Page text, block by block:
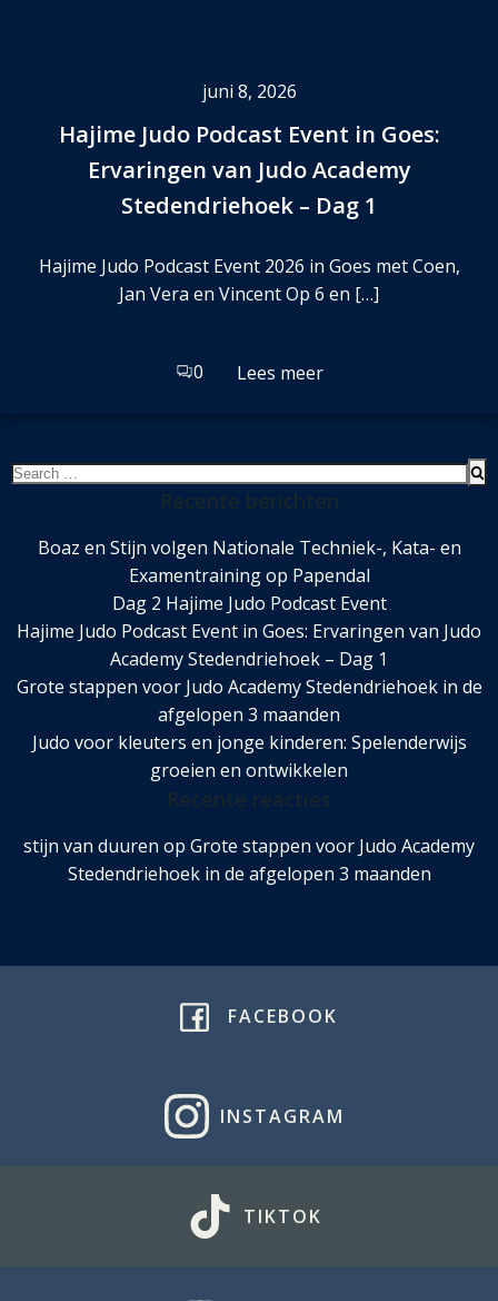
juni 8, 2026
Hajime Judo Podcast Event in Goes:
Ervaringen van Judo Academy
Stedendriehoek – Dag 1
Hajime Judo Podcast Event 2026 in Goes met Coen,
Jan Vera en Vincent Op 6 en […]
0 Lees meer
Search
Boaz en Stijn volgen Nationale Techniek-, Kata- en
Examentraining op Papendal
Dag 2 Hajime Judo Podcast Event
Hajime Judo Podcast Event in Goes: Ervaringen van Judo
Academy Stedendriehoek – Dag 1
Grote stappen voor Judo Academy Stedendriehoek in de
afgelopen 3 maanden
Judo voor kleuters en jonge kinderen: Spelenderwijs
groeien en ontwikkelen
stijn van duuren op Grote stappen voor Judo Academy
Stedendriehoek in de afgelopen 3 maanden
FACEBOOK
INSTAGRAM
TIKTOK